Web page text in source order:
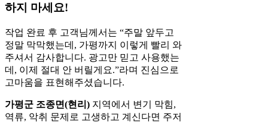
하지 마세요!
작업 완료 후 고객님께서는 “주말 앞두고
정말 막막했는데, 가평까지 이렇게 빨리 와
주셔서 감사합니다. 광고만 믿고 사용했는
데, 이제 절대 안 버릴게요.”라며 진심으로
고마움을 표현해주셨습니다.
가평군 조종면(현리) 지역에서 변기 막힘,
역류, 악취 문제로 고생하고 계신다면 주저